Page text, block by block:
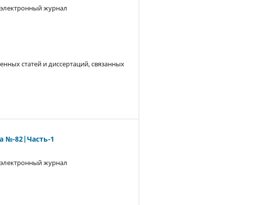
журнал
статей и диссертаций, связанных
82|Часть-1
журнал